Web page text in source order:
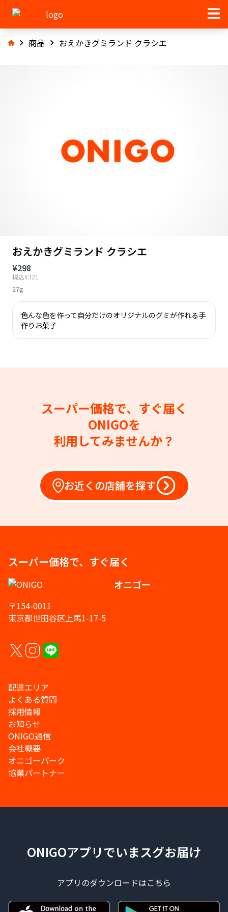
商品 おえかきグミランド クラシエ
おえかきグミランド クラシエ
¥298
税込¥321
27g
色んな色を作って自分だけのオリジナルのグミが作れる手
作りお菓子
スーパー価格で、すぐ届く
ONIGOを
利用してみませんか？
お近くの店舗を探す
スーパー価格で、すぐ届く
オニゴー
〒154-0011
東京都世田谷区上馬1-17-5
配達エリア
よくある質問
採用情報
お知らせ
ONIGO通信
会社概要
オニゴーパーク
協業パートナー
ONIGOアプリでいまスグお届け
アプリのダウンロードはこちら